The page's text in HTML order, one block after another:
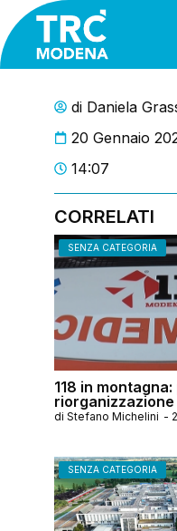
di Daniela
20 Gennaio
14:07
CORRELATI
SENZA CATEGORIA
118 in
di Stefano Michelini -
SENZA CATEGORIA